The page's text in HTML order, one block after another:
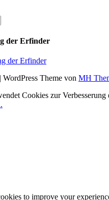
der Erfinder
Theme von MH
Cookies zur
to improve your